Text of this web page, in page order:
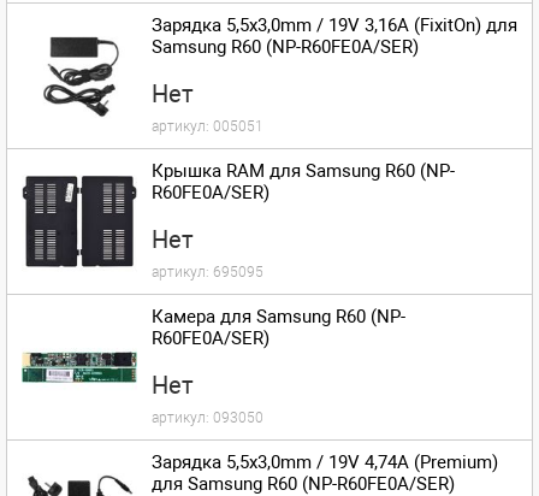
Зарядка 5,5x3,0mm / 19V 3,16A (FixitOn) для
Samsung R60 (NP-R60FE0A/SER)
Нет
артикул: 005051
Крышка RAM для Samsung R60 (NP-
R60FE0A/SER)
Нет
артикул: 695095
Камера для Samsung R60 (NP-
R60FE0A/SER)
Нет
артикул: 093050
Зарядка 5,5x3,0mm / 19V 4,74A (Premium)
для Samsung R60 (NP-R60FE0A/SER)